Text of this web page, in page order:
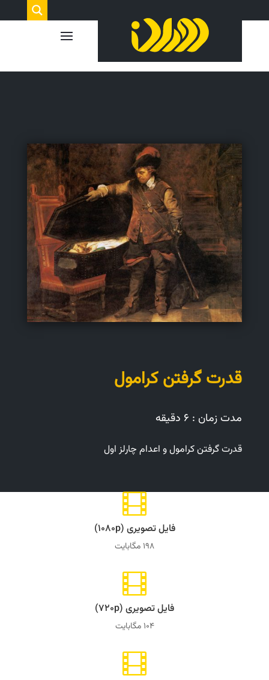
قدرت گرفتن کرامول
مدت زمان : ۶ دقیقه
قدرت گرفتن کرامول و اعدام چارلز اول

فایل تصویری (۱۰۸۰p)
198 مگابایت

فایل تصویری (۷۲۰p)
104 مگابایت
